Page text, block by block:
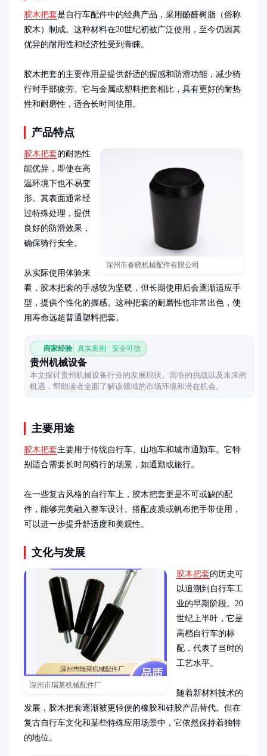
胶木把套是自行车配件中的经典产品，采用酚醛树脂（俗称
胶木）制成。这种材料在20世纪初被广泛使用，至今仍因其
优异的耐用性和经济性受到青睐。
胶木把套的主要作用是提供舒适的握感和防滑功能，减少骑
行时手部疲劳。它与金属或塑料把套相比，具有更好的耐热
性和耐磨性，适合长时间使用。
产品特点
深州市春晓机械配件有限公司
胶木把套的耐热性
能优异，即使在高
温环境下也不易变
形。其表面通常经
过特殊处理，提供
良好的防滑效果，
确保骑行安全。
从实际使用体验来
看，胶木把套的手感较为坚硬，但长期使用后会逐渐适应手
型，提供个性化的握感。这种把套的耐磨性也非常出色，使
用寿命远超普通塑料把套。
商家经验 真实案例 · 安全可信
贵州机械设备
本文探讨贵州机械设备行业的发展现状、面临的挑战以及未来的
机遇，帮助读者全面了解该领域的市场环境和潜在机会。
主要用途
胶木把套主要用于传统自行车、山地车和城市通勤车。它特
别适合需要长时间骑行的场景，如通勤或旅行。
在一些复古风格的自行车上，胶木把套更是不可或缺的配
件，能够完美融入整车设计。搭配皮质或帆布把手带使用，
可以进一步提升舒适度和美观性。
文化与发展
深州市瑞莱机械配件厂
胶木把套的历史可
以追溯到自行车工
业的早期阶段。20
世纪上半叶，它是
高档自行车的标
配，代表了当时的
工艺水平。
随着新材料技术的
发展，胶木把套逐渐被更轻便的橡胶和硅胶产品替代。但在
复古自行车文化和某些特殊应用场景中，它依然保持着独特
的地位。